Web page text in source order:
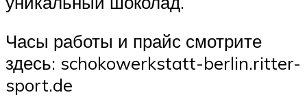
Часы работы и прайс смотрите
здесь: schokowerkstatt-berlin.ritter-
sport.de